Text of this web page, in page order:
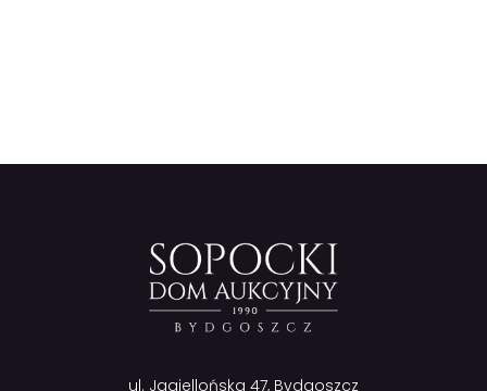
ul. Jagiellońska 47, Bydgoszcz